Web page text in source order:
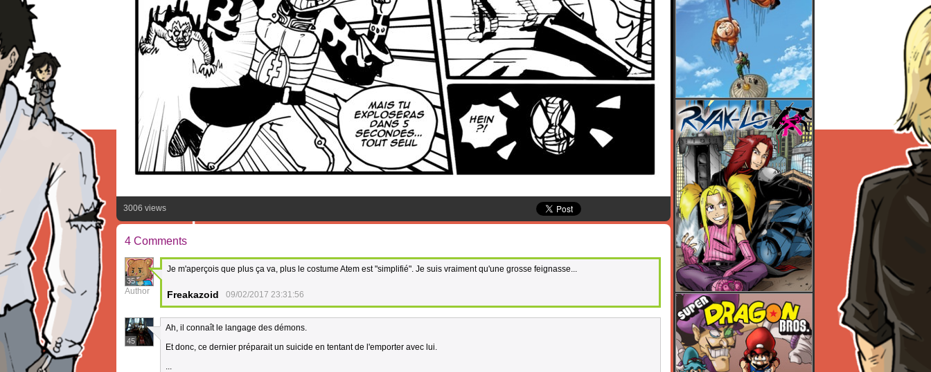
3006 views
4 Comments
35
Author
Je m'aperçois que plus ça va, plus le costume Atem est "simplifié". Je suis vraiment qu'une grosse feignasse...
Freakazoid 09/02/2017 23:31:56
45
Ah, il connaît le langage des démons.
Et donc, ce dernier préparait un suicide en tentant de l'emporter avec lui.
...